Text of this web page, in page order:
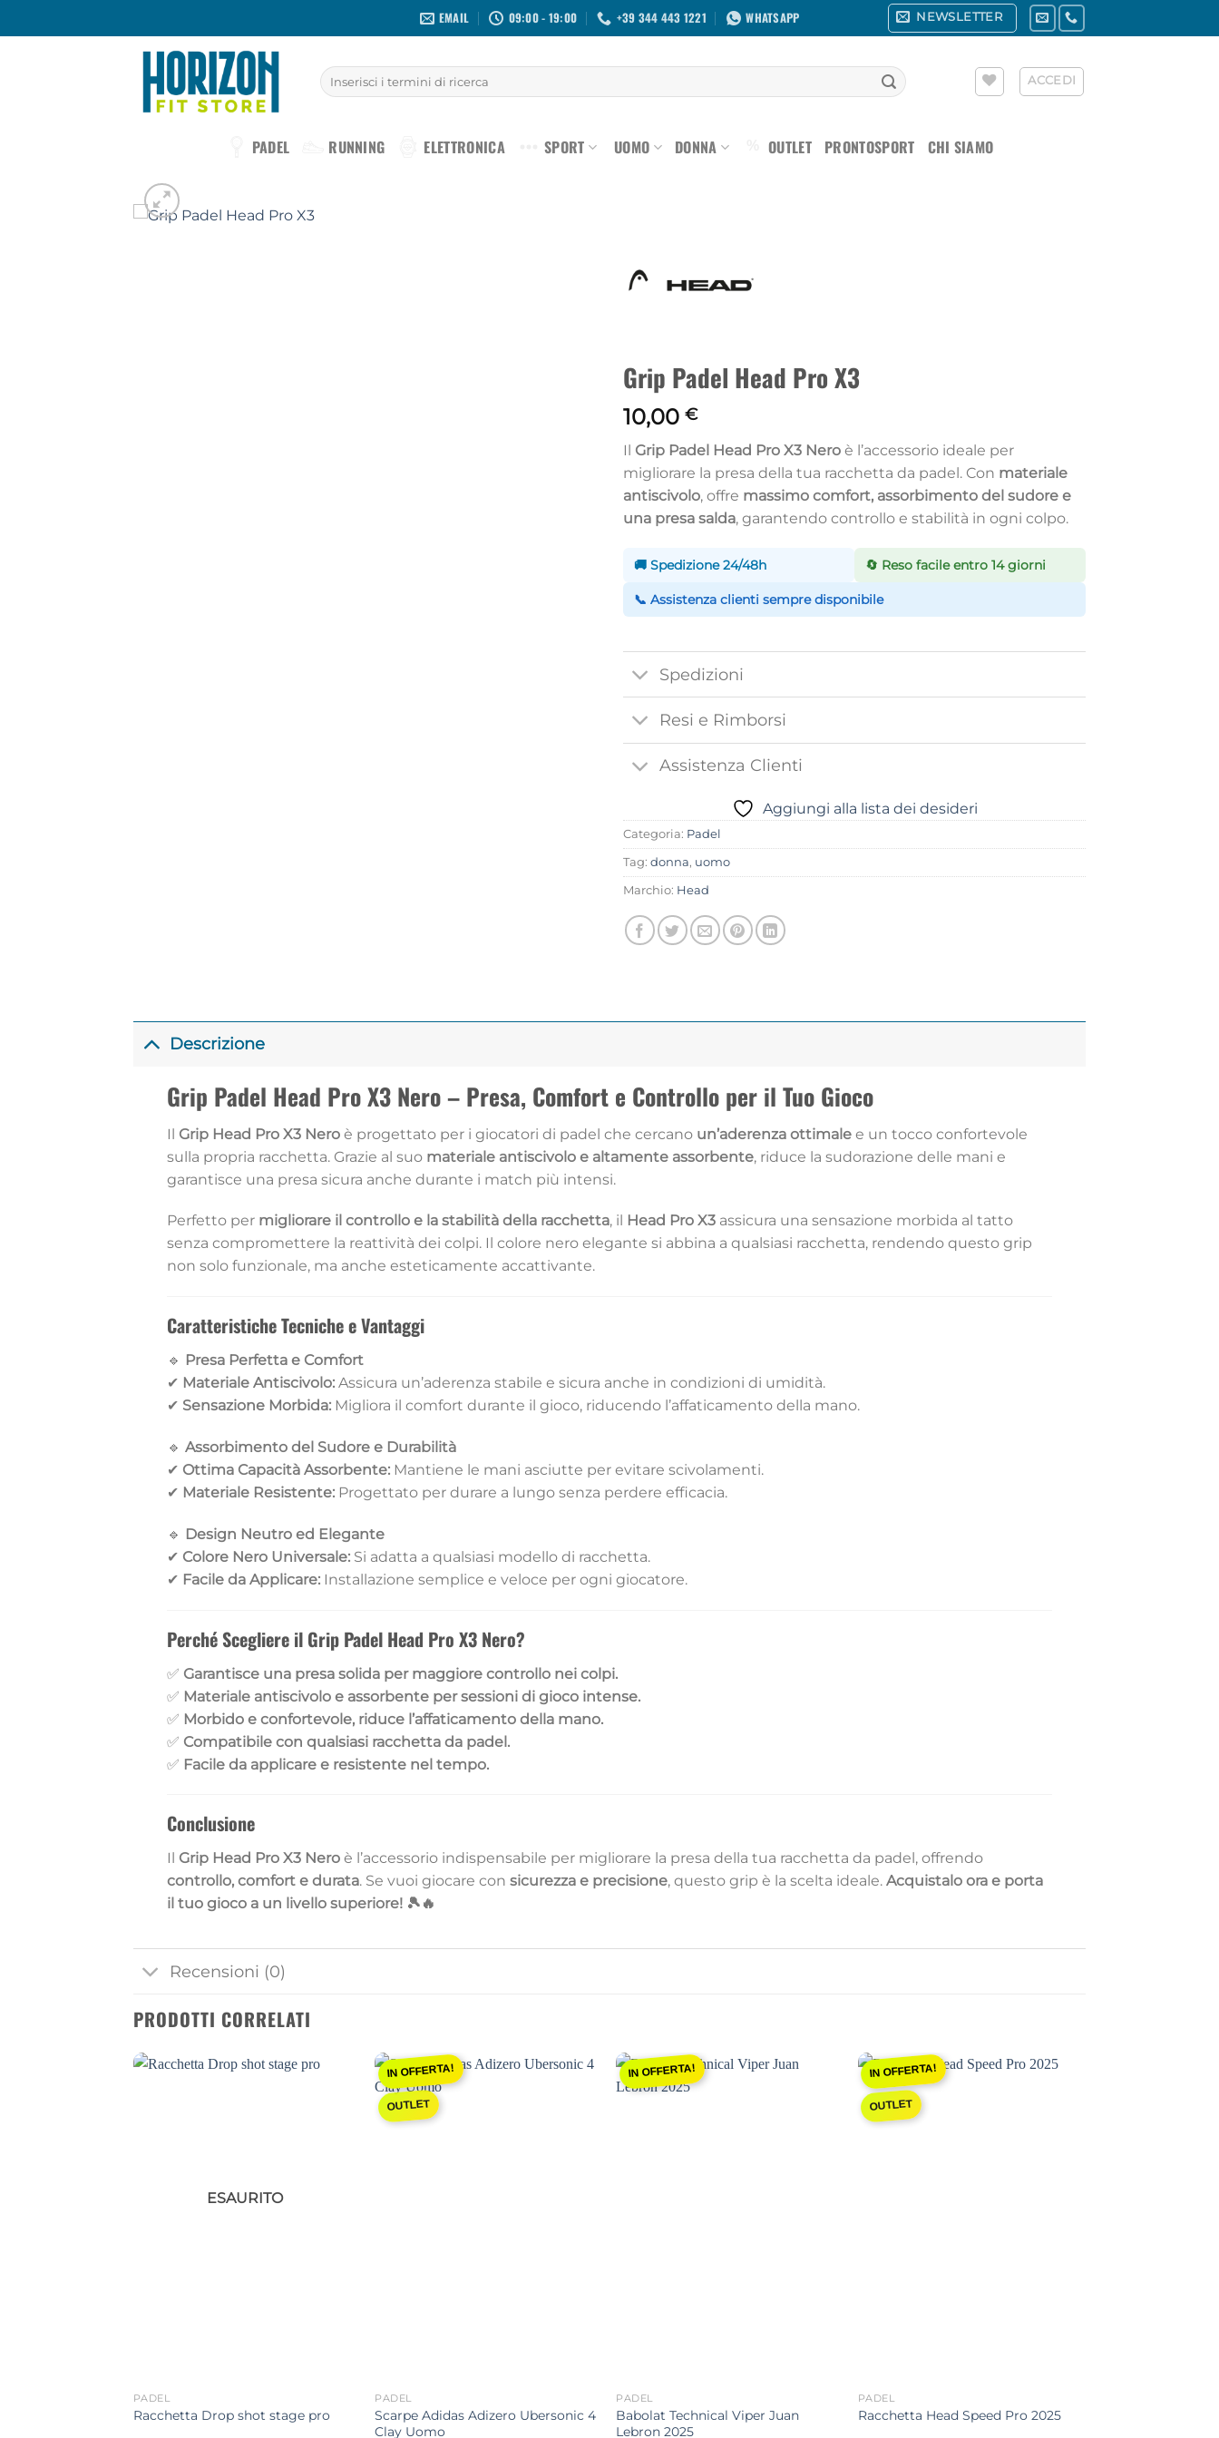
ai
EMAIL 09:00 - 19:00 +39 344 443 1221 WHATSAPP NEWSLETTER
Cerca: ACCEDI
PADEL RUNNING ELETTRONICA SPORT UOMO DONNA OUTLET PRONTOSPORT CHI SIAMO
Grip Padel Head Pro X3
10,00 €
Il Grip Padel Head Pro X3 Nero è l’accessorio ideale per
migliorare la presa della tua racchetta da padel. Con materiale
antiscivolo, offre massimo comfort, assorbimento del sudore e
una presa salda, garantendo controllo e stabilità in ogni colpo.
🚚 Spedizione 24/48h 🔄 Reso facile entro 14 giorni
📞 Assistenza clienti sempre disponibile
Spedizioni
Resi e Rimborsi
Assistenza Clienti
Aggiungi alla lista dei desideri
Categoria: Padel
Tag: donna, uomo
Marchio: Head
Descrizione
Grip Padel Head Pro X3 Nero – Presa, Comfort e Controllo per il Tuo Gioco
Il Grip Head Pro X3 Neroè progettato per i giocatori di padel che cercano un’aderenza ottimalee un tocco confortevole
sulla propria racchetta. Grazie al suo materiale antiscivolo e altamente assorbente, riduce la sudorazione delle mani e
garantisce una presa sicura anche durante i match più intensi.
Perfetto per migliorare il controllo e la stabilità della racchetta, il Head Pro X3assicura una sensazione morbida al tatto
senza compromettere la reattività dei colpi. Il colore nero elegante si abbina a qualsiasi racchetta, rendendo questo grip
non solo funzionale, ma anche esteticamente accattivante.
Caratteristiche Tecniche e Vantaggi
🔹 Presa Perfetta e Comfort
✔ Materiale Antiscivolo:Assicura un’aderenza stabile e sicura anche in condizioni di umidità.
✔ Sensazione Morbida:Migliora il comfort durante il gioco, riducendo l’affaticamento della mano.
🔹 Assorbimento del Sudore e Durabilità
✔ Ottima Capacità Assorbente:Mantiene le mani asciutte per evitare scivolamenti.
✔ Materiale Resistente:Progettato per durare a lungo senza perdere efficacia.
🔹 Design Neutro ed Elegante
✔ Colore Nero Universale:Si adatta a qualsiasi modello di racchetta.
✔ Facile da Applicare:Installazione semplice e veloce per ogni giocatore.
Perché Scegliere il Grip Padel Head Pro X3 Nero?
✅ Garantisce una presa solida per maggiore controllo nei colpi.
✅ Materiale antiscivolo e assorbente per sessioni di gioco intense.
✅ Morbido e confortevole, riduce l’affaticamento della mano.
✅ Compatibile con qualsiasi racchetta da padel.
✅ Facile da applicare e resistente nel tempo.
Conclusione
Il Grip Head Pro X3 Neroè l’accessorio indispensabile per migliorare la presa della tua racchetta da padel, offrendo
controllo, comfort e durata. Se vuoi giocare con sicurezza e precisione, questo grip è la scelta ideale. Acquistalo ora e porta
il tuo gioco a un livello superiore! 🎾🔥
Recensioni (0)
PRODOTTI CORRELATI
ESAURITO
PADEL
Racchetta Drop shot stage pro
IN OFFERTA!
OUTLET
PADEL
Scarpe Adidas Adizero Ubersonic 4
Clay Uomo
IN OFFERTA!
PADEL
Babolat Technical Viper Juan
Lebron 2025
IN OFFERTA!
OUTLET
PADEL
Racchetta Head Speed Pro 2025